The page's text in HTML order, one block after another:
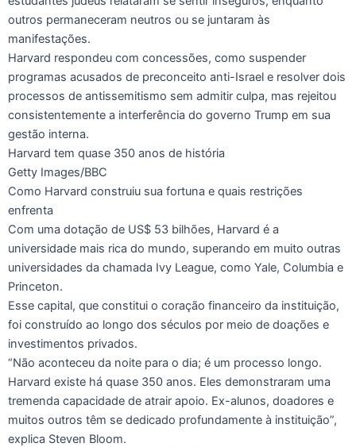
outros permaneceram neutros ou se juntaram às
manifestações.
Harvard respondeu com concessões, como suspender
programas acusados ​​de preconceito anti-Israel e resolver dois
processos de antissemitismo sem admitir culpa, mas rejeitou
consistentemente a interferência do governo Trump em sua
gestão interna.
Harvard tem quase 350 anos de história
Getty Images/BBC
Como Harvard construiu sua fortuna e quais restrições
enfrenta
Com uma dotação de US$ 53 bilhões, Harvard é a
universidade mais rica do mundo, superando em muito outras
universidades da chamada Ivy League, como Yale, Columbia e
Princeton.
Esse capital, que constitui o coração financeiro da instituição,
foi construído ao longo dos séculos por meio de doações e
investimentos privados.
“Não aconteceu da noite para o dia; é um processo longo.
Harvard existe há quase 350 anos. Eles demonstraram uma
tremenda capacidade de atrair apoio. Ex-alunos, doadores e
muitos outros têm se dedicado profundamente à instituição”,
explica Steven Bloom.